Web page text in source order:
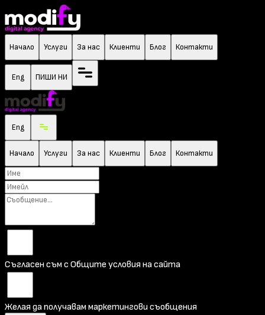
Начало Услуги За нас Клиенти Блог Контакти
Eng ПИШИ НИ
Eng
Начало Услуги За нас Клиенти Блог Контакти
Съгласен съм с Общите условия на сайта
Желая да получавам маркетингови съобщения